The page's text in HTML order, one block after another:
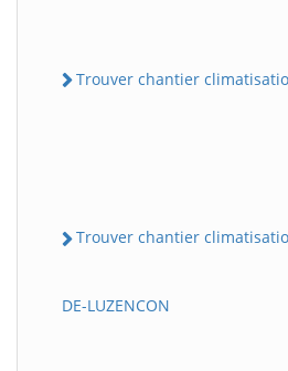
Trouver chantier
Trouver chantier
DE-LUZENCON